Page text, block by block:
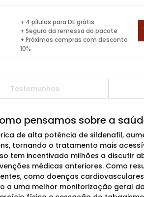
+ 4 pílulas para DE grátis
+ Seguro da remessa do pacote
+ Próximas compras com desconto
10%
Testemunhos
pensamos sobre a
de alta potência de sildenafil,
tornando o tratamento mais
tem incentivado milhões a discutir
médicas anteriores. Como
como doenças
a uma melhor monitorização geral